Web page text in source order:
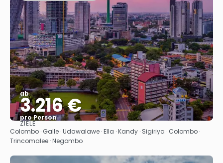
ab
3.216 €
pro Person
Sehen
ZIELE
Colombo · Galle · Udawalawe · Ella · Kandy · Sigiriya · Colombo ·
Trincomalee · Negombo